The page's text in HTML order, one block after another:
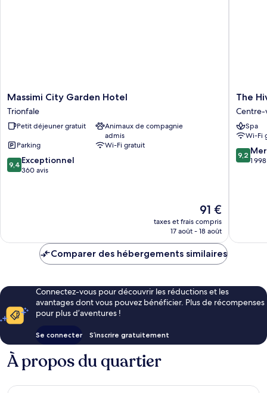
Massimi
City
Garden
Hotel
Massimi City Garden Hotel
Trionfale
Petit déjeuner gratuit
Animaux de compagnie
admis
Parking
Wi-Fi gratuit
9.4
sur
9,4 Exceptionnel
360 avis
Le
nouveau
prix
de
91 €
taxes et frais compris
17 août - 18 août
The
Hive
Hotel
Centre-
ville
de
Rome
The
Centre-
Spa
Wi-Fi
9.2
sur
9,2
1
Comparer des hébergements similaires
Connectez-vous pour découvrir les réductions et les
avantages dont vous pouvez bénéficier. Plus de récompenses
pour plus d’aventures !
Se connecter S’inscrire gratuitement
À propos du quartier